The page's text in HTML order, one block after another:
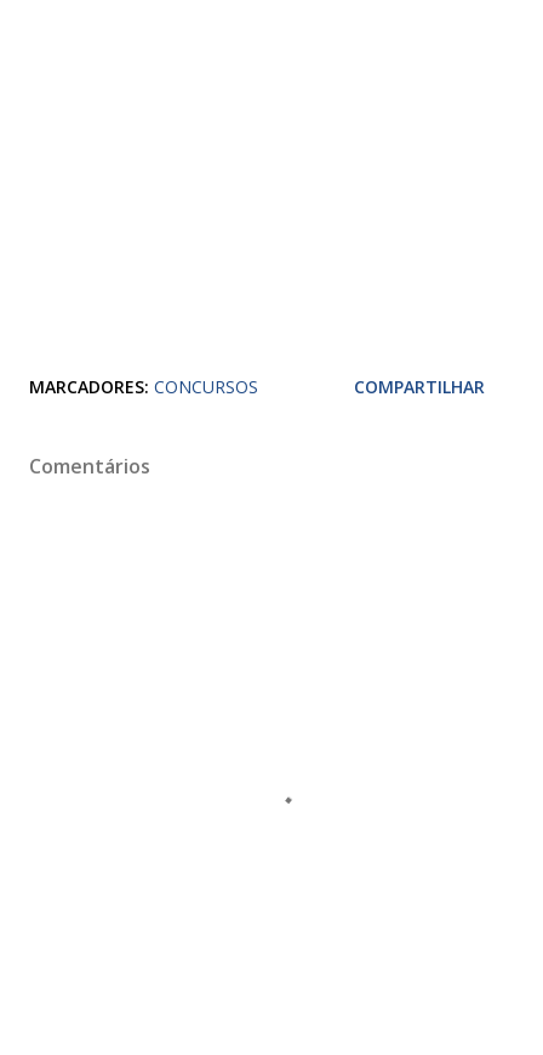
MARCADORES: CONCURSOS COMPARTILHAR
Comentários